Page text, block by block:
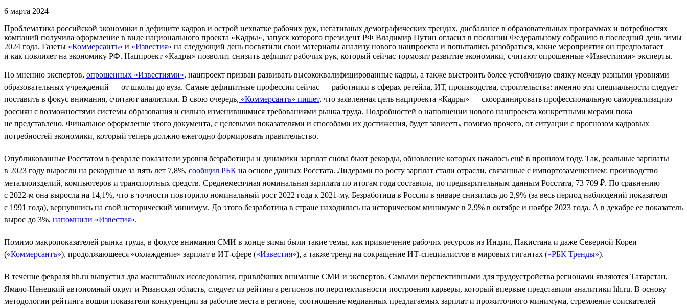
6 марта 2024
Проблематика российской экономики в дефиците кадров и острой нехватке рабочих рук, негативных демографических трендах, дисбалансе в образовательных программах и потребностях
компаний получила оформление в виде национального проекта «Кадры», запуск которого президент РФ Владимир Путин огласил в послании Федеральному собранию в последний день зимы
2024 года. Газеты «Коммерсантъ» и «Известия» на следующий день посвятили свои материалы анализу нового нацпроекта и попытались разобраться, какие мероприятия он предполагает
и как повлияет на экономику РФ. Нацпроект «Кадры» позволит снизить дефицит рабочих рук, который сейчас тормозит развитие экономики, считают опрошенные «Известиями» эксперты.
По мнению экспертов, опрошенных «Известиями», нацпроект призван развивать высококвалифицированные кадры, а также выстроить более устойчивую связку между разными уровнями
образовательных учреждений — от школы до вуза. Самые дефицитные профессии сейчас — работники в сферах ретейла, ИТ, производства, строительства: именно эти специальности следует
поставить в фокус внимания, считают аналитики. В свою очередь, «Коммерсантъ» пишет, что заявленная цель нацпроекта «Кадры» — скоординировать профессиональную самореализацию
россиян с возможностями системы образования и сильно изменившимися требованиями рынка труда. Подробностей о наполнении нового нацпроекта конкретными мерами пока
не представлено. Финальное оформление этого документа, с целевыми показателями и способами их достижения, будет зависеть, помимо прочего, от ситуации с прогнозом кадровых
потребностей экономики, который теперь должно ежегодно формировать правительство.
Опубликованные Росстатом в феврале показатели уровня безработицы и динамики зарплат снова бьют рекорды, обновление которых началось ещё в прошлом году. Так, реальные зарплаты
в 2023 году выросли на рекордные за пять лет 7,8%, сообщил РБК на основе данных Росстата. Лидерами по росту зарплат стали отрасли, связанные с импортозамещением: производство
металлоизделий, компьютеров и транспортных средств. Среднемесячная номинальная зарплата по итогам года составила, по предварительным данным Росстата, 73 709 ₽. По сравнению
с 2022-м она выросла на 14,1%, что в точности повторило номинальный рост 2022 года к 2021-му. Безработица в России в январе снизилась до 2,9% (за весь период наблюдений показателя
с 1991 года), вернувшись на свой исторический минимум. До этого безработица в стране находилась на историческом минимуме в 2,9% в октябре и ноябре 2023 года. А в декабре ее показатель
вырос до 3%, напомнили «Известия».
Помимо макропоказателей рынка труда, в фокусе внимания СМИ в конце зимы были такие темы, как привлечение рабочих ресурсов из Индии, Пакистана и даже Северной Кореи
(«Коммерсантъ»), продолжающееся «охлаждение» зарплат в ИТ-сфере («Известия»), а также тренд на сокращение ИТ-специалистов в мировых гигантах («РБК Тренды»).
В течение февраля hh.ru выпустил два масштабных исследования, привлёкших внимание СМИ и экспертов. Самыми перспективными для трудоустройства регионами являются Татарстан,
Ямало-Ненецкий автономный округ и Рязанская область, следует из рейтинга регионов по перспективности построения карьеры, который впервые представили аналитики hh.ru. В основу
методологии рейтинга вошли показатели конкуренции за рабочие места в регионе, соотношение медианных предлагаемых зарплат и прожиточного минимума, стремление соискателей